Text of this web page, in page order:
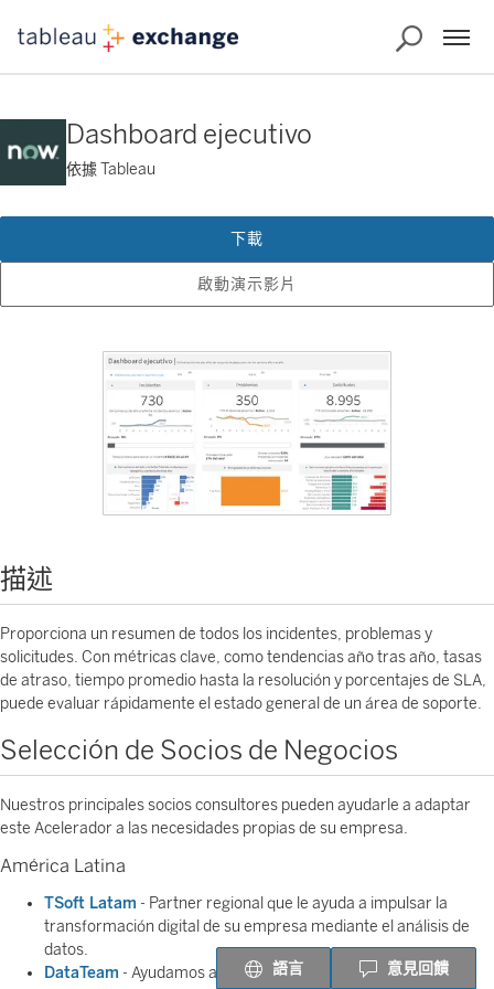
Dashboard ejecutivo
依據 Tableau
啟動演示影片
下載
描述
Proporciona un resumen de todos los incidentes, problemas y
solicitudes. Con métricas clave, como tendencias año tras año, tasas
de atraso, tiempo promedio hasta la resolución y porcentajes de SLA,
puede evaluar rápidamente el estado general de un área de soporte.
Selección de Socios de Negocios
Nuestros principales socios consultores pueden ayudarle a adaptar
este Acelerador a las necesidades propias de su empresa.
América Latina
TSoft Latam - Partner regional que le ayuda a impulsar la
transformación digital de su empresa mediante el análisis de
datos.
DataTeam - Ayudamos a nuestros clientes a implementar o
語言 意見回饋